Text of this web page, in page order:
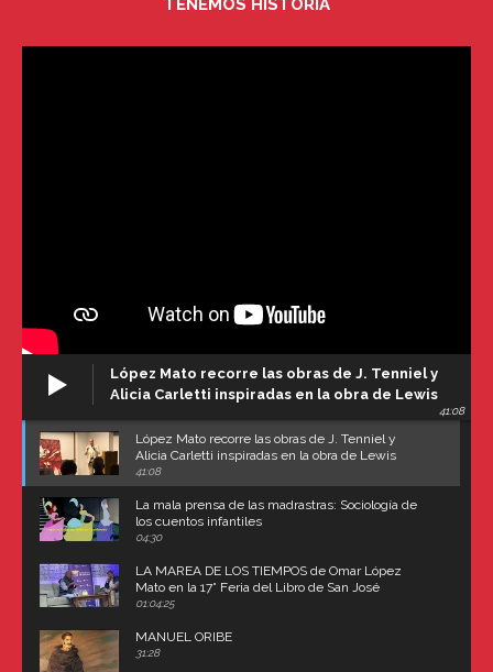
TENEMOS HISTORIA
López Mato recorre las obras de J. Tenniel y
Alicia Carletti inspiradas en la obra de Lewis
41:08
López Mato recorre las obras de J. Tenniel y
Alicia Carletti inspiradas en la obra de Lewis
Carroll
41:08
La mala prensa de las madrastras: Sociología de
los cuentos infantiles
04:30
LA MAREA DE LOS TIEMPOS de Omar López
Mato en la 17° Feria del Libro de San José
(Uruguay)
01:04:25
MANUEL ORIBE
31:28